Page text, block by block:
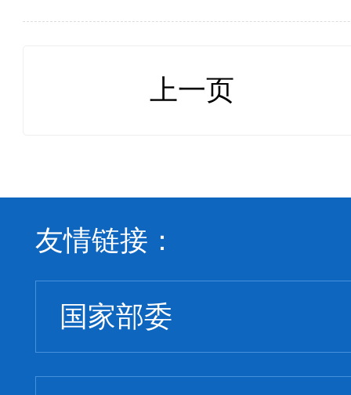
进一步加强建材机械行业
平，保障行业高质量发
上一页
友情链接：
国家部委